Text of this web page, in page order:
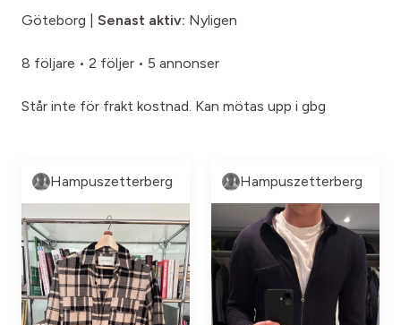
Göteborg | Senast aktiv: Nyligen
8 följare • 2 följer • 5 annonser
Står inte för frakt kostnad. Kan mötas upp i gbg
Hampuszetterberg Hampuszetterberg